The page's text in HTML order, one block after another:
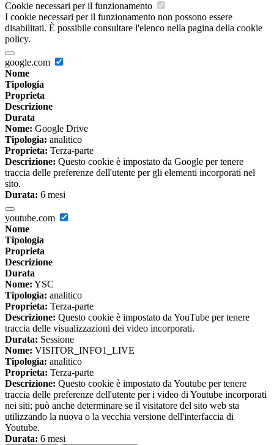
Cookie necessari per il funzionamento
I cookie necessari per il funzionamento non possono essere
disabilitati. È possibile consultare l'elenco nella pagina della cookie
policy.
google.com
Nome
Tipologia
Proprieta
Descrizione
Durata
Nome: Google Drive
Tipologia: analitico
Proprieta: Terza-parte
Descrizione: Questo cookie è impostato da Google per tenere
traccia delle preferenze dell'utente per gli elementi incorporati nel
sito.
Durata: 6 mesi
youtube.com
Nome
Tipologia
Proprieta
Descrizione
Durata
Nome: YSC
Tipologia: analitico
Proprieta: Terza-parte
Descrizione: Questo cookie è impostato da YouTube per tenere
traccia delle visualizzazioni dei video incorporati.
Durata: Sessione
Nome: VISITOR_INFO1_LIVE
Tipologia: analitico
Proprieta: Terza-parte
Descrizione: Questo cookie è impostato da Youtube per tenere
traccia delle preferenze dell'utente per i video di Youtube incorporati
nei siti; può anche determinare se il visitatore del sito web sta
utilizzando la nuova o la vecchia versione dell'interfaccia di
Youtube.
Durata: 6 mesi